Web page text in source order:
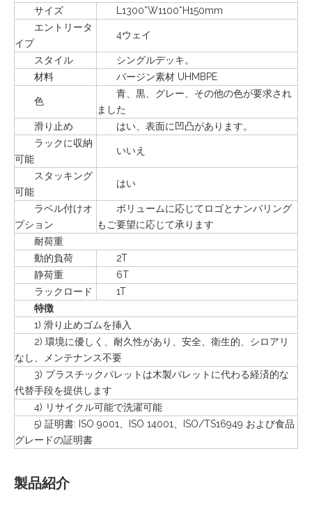
サイズ
L1300*W1100*H150mm
エントリータ
イプ
4ウェイ
スタイル
シングルデッキ。
材料
バージン素材 UHMBPE
色
青、黒、グレー、その他の色が要求され
ました
滑り止め
はい、表面に凹凸があります。
ラックに収納
可能
いいえ
スタッキング
可能
はい
ラベル付けオ
プション
ボリュームに応じてロゴとナンバリング
もご要望に応じて承ります
耐荷重
動的負荷
2T
静荷重
6T
ラックロード
1T
特徴
1) 滑り止めゴムを挿入
2) 環境に優しく、耐久性があり、安全、衛生的、シロアリ
なし、メンテナンス不要
3) プラスチックパレットは木製パレットに代わる経済的な
代替手段を提供します
4) リサイクル可能で洗濯可能
5) 証明書: ISO 9001、ISO 14001、ISO/TS16949 および食品
グレードの証明書
製品紹介